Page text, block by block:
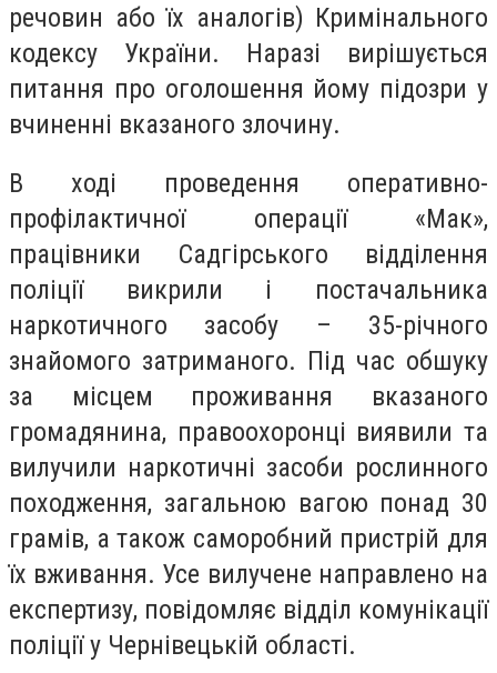
речовин або їх аналогів) Кримінального
кодексу України. Наразі вирішується
питання про оголошення йому підозри у
вчиненні вказаного злочину.
В ході проведення оперативно-
профілактичної операції «Мак»,
працівники Садгірського відділення
поліції викрили і постачальника
наркотичного засобу – 35-річного
знайомого затриманого. Під час обшуку
за місцем проживання вказаного
громадянина, правоохоронці виявили та
вилучили наркотичні засоби рослинного
походження, загальною вагою понад 30
грамів, а також саморобний пристрій для
їх вживання. Усе вилучене направлено на
експертизу, повідомляє відділ комунікації
поліції у Чернівецькій області.